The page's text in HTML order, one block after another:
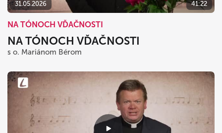
31.05.2026 41:22
NA TÓNOCH VĎAČNOSTI
NA TÓNOCH VĎAČNOSTI
s o. Mariánom Bérom